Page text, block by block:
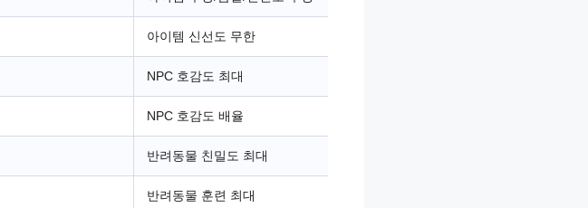
아이템 신선도 무한
NPC 호감도 최대
NPC 호감도 배율
반려동물 친밀도 최대
반려동물 훈련 최대